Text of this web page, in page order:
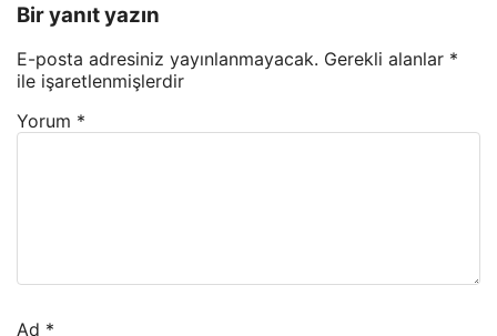
Bir yanıt yazın
E-posta adresiniz yayınlanmayacak. Gerekli alanlar *
ile işaretlenmişlerdir
Yorum *
Ad *